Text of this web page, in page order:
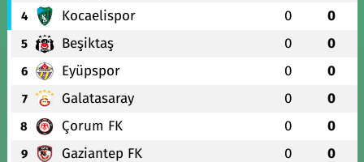
4 Kocaelispor 0 0
5 Beşiktaş 0 0
6 Eyüpspor 0 0
7 Galatasaray 0 0
8 Çorum FK 0 0
9 Gaziantep FK 0 0